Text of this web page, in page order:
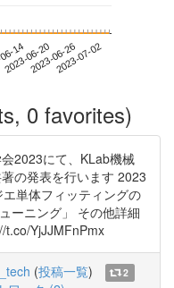
14
2023-06-202023-06-262023-07-02
0 favorites)
2023にて、KLab機械
の発表を行います 2023
単体フィッティングの
ーニング」 その他詳細
t.co/YjJJMFnPmx
(投稿一覧)
2